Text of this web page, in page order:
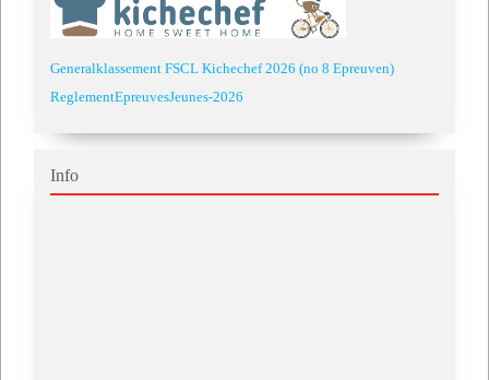
Generalklassement FSCL Kichechef 2026 (no 8 Epreuven)
ReglementEpreuvesJeunes-2026
Info